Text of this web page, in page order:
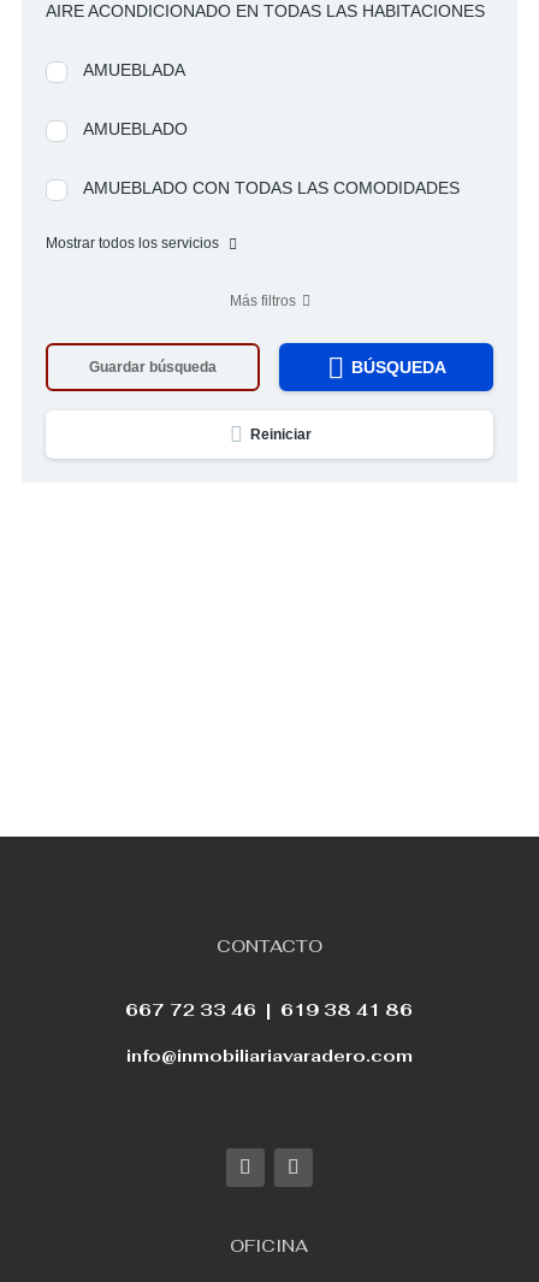
AIRE ACONDICIONADO EN TODAS LAS HABITACIONES
AMUEBLADA
AMUEBLADO
AMUEBLADO CON TODAS LAS COMODIDADES
Mostrar todos los servicios
Más filtros
Guardar búsqueda BÚSQUEDA
Reiniciar
CONTACTO
667 72 33 46 | 619 38 41 86
info@inmobiliariavaradero.com
OFICINA